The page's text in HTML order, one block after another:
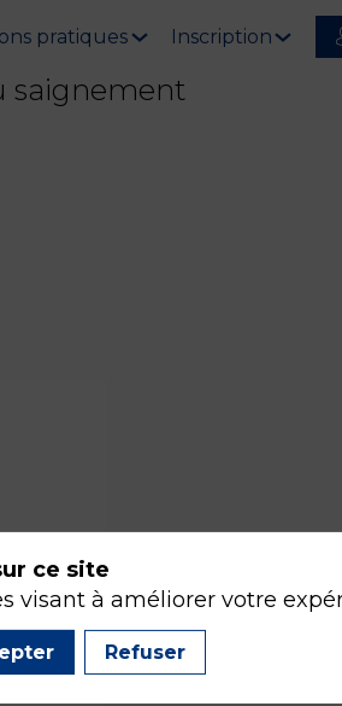
pratiques Inscription
saignement
ce site
visant à améliorer votre
Refuser